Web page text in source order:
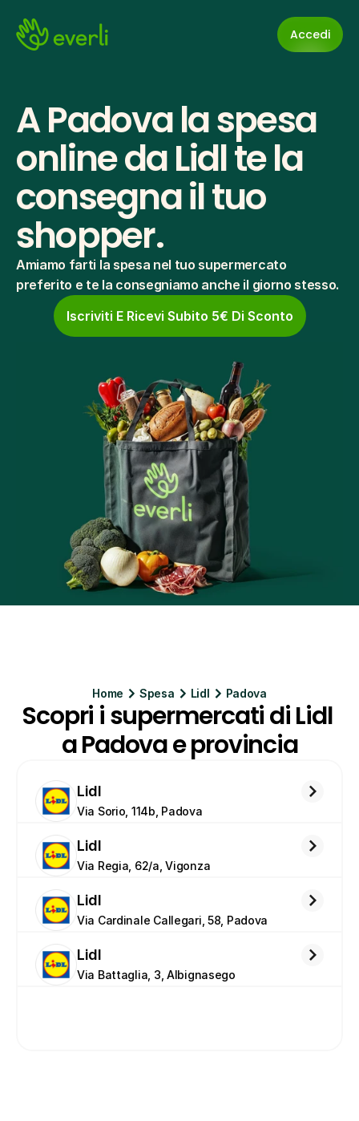
Accedi
A Padova la spesa
online da Lidl te la
consegna il tuo
shopper.
Amiamo farti la spesa nel tuo supermercato
preferito e te la consegniamo anche il giorno stesso.
Iscriviti E Ricevi Subito 5€ Di Sconto
Home Spesa Lidl Padova
Scopri i supermercati di Lidl
a Padova e provincia
Lidl
Via Sorio, 114b, Padova
Lidl
Via Regia, 62/a, Vigonza
Lidl
Via Cardinale Callegari, 58, Padova
Lidl
Via Battaglia, 3, Albignasego